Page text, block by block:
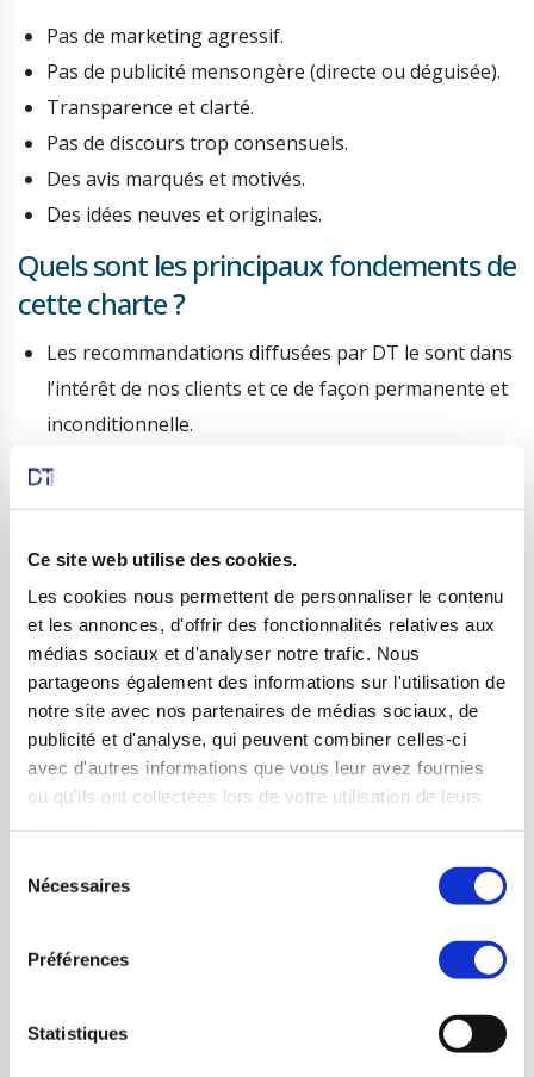
Ce site web utilise des cookies.
Les cookies nous permettent de personnaliser le contenu
et les annonces, d'offrir des fonctionnalités relatives aux
médias sociaux et d'analyser notre trafic. Nous
partageons également des informations sur l'utilisation de
notre site avec nos partenaires de médias sociaux, de
publicité et d'analyse, qui peuvent combiner celles-ci
avec d'autres informations que vous leur avez fournies
ou qu'ils ont collectées lors de votre utilisation de leurs
Nécessaires
Préférences
Statistiques
Pas de marketing agressif.
Pas de publicité mensongère (directe ou déguisée).
Transparence et clarté.
Pas de discours trop consensuels.
Des avis marqués et motivés.
Des idées neuves et originales.
Quels sont les principaux fondements de
cette charte ?
Les recommandations diffusées par DT le sont dans
l’intérêt de nos clients et ce de façon permanente et
inconditionnelle.
d’une autre, à celui-ci.
DT ne se rémunère par ailleurs que sur une offre
fixe – offre permettant l’accès à tout ou partie de
ses recommandations d’ordre général.
DT agit de manière strictement indépendante, dans
un souci d’intégrité totale.
L’équipe en charge des recommandations témoigne
Par ailleurs, notre équipe assure une présence
heures d’ouverture locales dudit marché, et ce y
ouverts.